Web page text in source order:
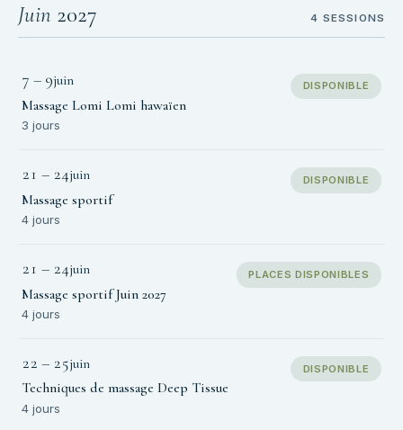
Juin 2027 4 SESSIONS
7 – 9juin
Massage Lomi Lomi hawaïen
3 jours
DISPONIBLE
21 – 24juin
Massage sportif
4 jours
DISPONIBLE
21 – 24juin
Massage sportif Juin 2027
4 jours
PLACES DISPONIBLES
22 – 25juin
Techniques de massage Deep Tissue
4 jours
DISPONIBLE